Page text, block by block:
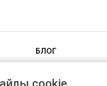
БЛОГ